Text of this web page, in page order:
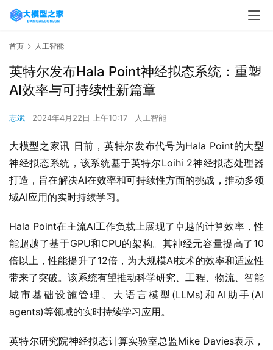
首页 人工智能
英特尔发布Hala Point神经拟态系统：重塑
AI效率与可持续性新篇章
志斌 2024年4月22日 上午10:17 人工智能
大模型之家讯 日前，英特尔发布代号为Hala Point的大型
神经拟态系统，该系统基于英特尔Loihi 2神经拟态处理器
打造，旨在解决AI在效率和可持续性方面的挑战，推动多领
域AI应用的实时持续学习。
Hala Point在主流AI工作负载上展现了卓越的计算效率，性
能超越了基于GPU和CPU的架构。其神经元容量提高了10
倍以上，性能提升了12倍，为大规模AI技术的效率和适应性
带来了突破。该系统有望推动科学研究、工程、物流、智能
城市基础设施管理、大语言模型(LLMs)和AI助手(AI
agents)等领域的实时持续学习应用。
英特尔研究院神经拟态计算实验室总监Mike Davies表示，